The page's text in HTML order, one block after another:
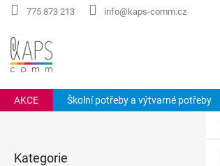
Přejít
775 873 213 info@kaps-comm.cz
AKCE Školní potřeby a výtvarné potřeby
kategorie
Kategorie